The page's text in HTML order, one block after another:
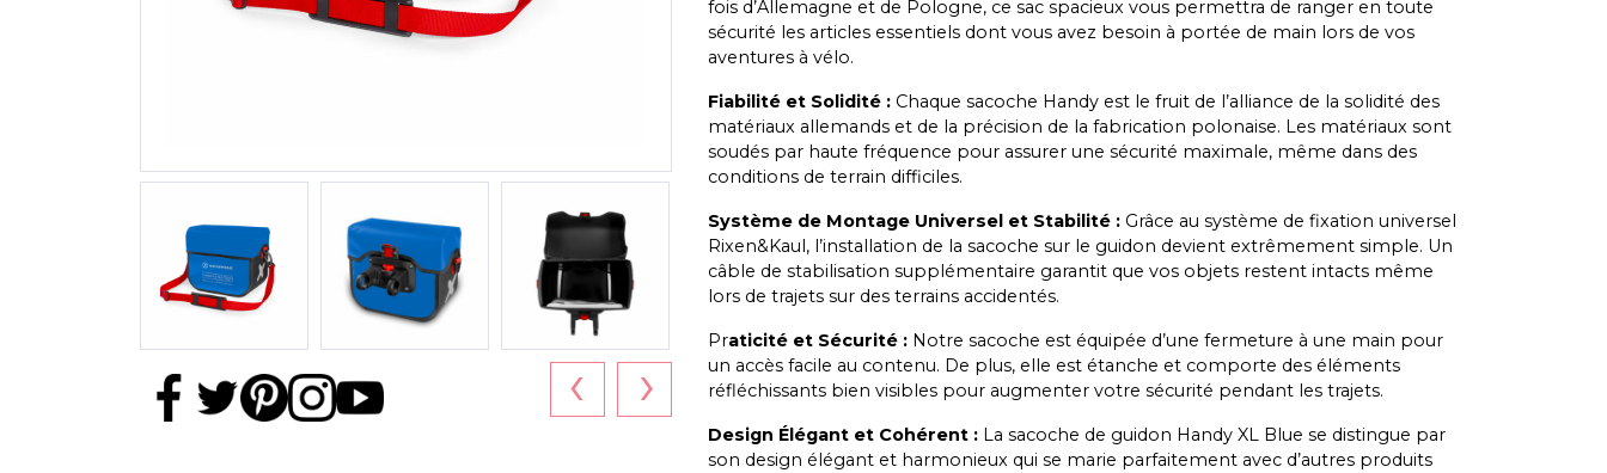
‹ ›
fois d’Allemagne et de Pologne, ce sac spacieux vous permettra de ranger en toute
sécurité les articles essentiels dont vous avez besoin à portée de main lors de vos
aventures à vélo.
Fiabilité et Solidité : Chaque sacoche Handy est le fruit de l’alliance de la solidité des
matériaux allemands et de la précision de la fabrication polonaise. Les matériaux sont
soudés par haute fréquence pour assurer une sécurité maximale, même dans des
conditions de terrain difficiles.
Système de Montage Universel et Stabilité : Grâce au système de fixation universel
Rixen&Kaul, l’installation de la sacoche sur le guidon devient extrêmement simple. Un
câble de stabilisation supplémentaire garantit que vos objets restent intacts même
lors de trajets sur des terrains accidentés.
Praticité et Sécurité : Notre sacoche est équipée d’une fermeture à une main pour
un accès facile au contenu. De plus, elle est étanche et comporte des éléments
réfléchissants bien visibles pour augmenter votre sécurité pendant les trajets.
Design Élégant et Cohérent : La sacoche de guidon Handy XL Blue se distingue par
son design élégant et harmonieux qui se marie parfaitement avec d’autres produits